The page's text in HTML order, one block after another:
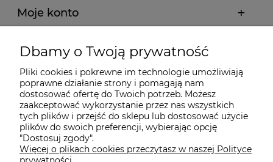
Moje konto
Płatności i dostawa
Wybrane Kategorie
Wybrane Marki
Wiedza o BHP
Dbamy o Twoją prywatność
Pliki cookies i pokrewne im technologie umożliwiają
poprawne działanie strony i pomagają nam
dostosować ofertę do Twoich potrzeb. Możesz
zaakceptować wykorzystanie przez nas wszystkich
tych plików i przejść do sklepu lub dostosować użycie
plików do swoich preferencji, wybierając opcję
"Dostosuj zgody".
Więcej o plikach cookies przeczytasz w naszej Polityce